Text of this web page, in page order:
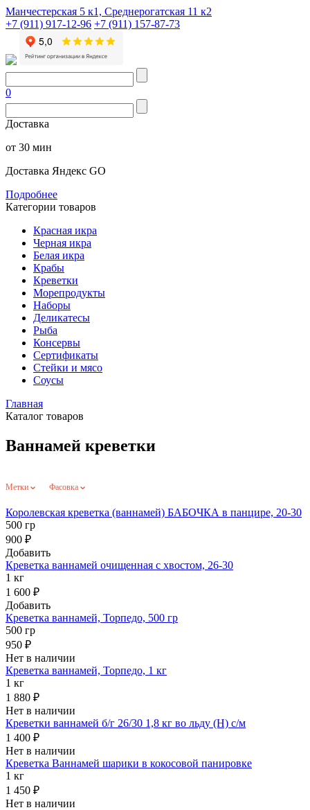
Манчестерская 5 к1, Среднерогатская 11 к2
+7 (911) 917-12-96 +7 (911) 157-87-73
0
Доставка
от 30 мин
Доставка Яндекс GO
Подробнее
Категории товаров
Красная икра
Черная икра
Белая икра
Крабы
Креветки
Морепродукты
Наборы
Деликатесы
Рыба
Консервы
Сертификаты
Стейки и мясо
Соусы
Главная
Каталог товаров
Ваннамей креветки
Метки Фасовка
Королевская креветка (ваннамей) БАБОЧКА в панцире, 20-30
500 гр
900 ₽
Добавить
Креветка ваннамей очищенная с хвостом, 26-30
1 кг
1 600 ₽
Добавить
Креветка ваннамей, Торпедо, 500 гр
500 гр
950 ₽
Нет в наличии
Креветка ваннамей, Торпедо, 1 кг
1 кг
1 880 ₽
Нет в наличии
Креветки ваннамей б/г 26/30 1,8 кг во льду (H) с/м
1 400 ₽
Нет в наличии
Креветка Ваннамей шарики в кокосовой панировке
1 кг
1 450 ₽
Нет в наличии